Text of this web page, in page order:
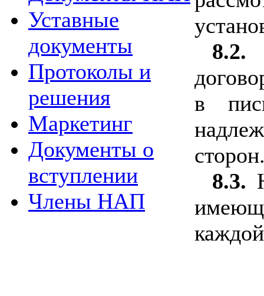
Уставные
документы
Протоколы и
решения
Маркетинг
Документы о
вступлении
Члены НАП
8.2.
в
8.3.